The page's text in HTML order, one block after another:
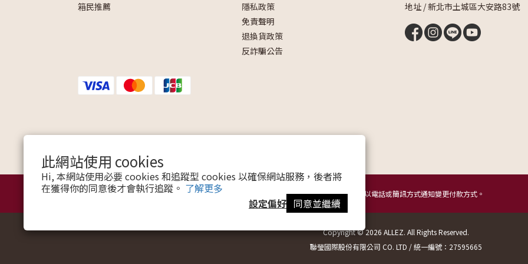
此網站使用 cookies
Hi, 本網站使用必要 cookies 和追蹤型 cookies 以確保網站服務，後者將
在獲得你的同意後才會執行追蹤。 了解更多
設定偏好 同意並繼續
箱民推薦
隱私政策
免責聲明
退換貨政策
反詐騙公告
地址 / 新北市土城區大安路83號
提醒您，我們不會以電話或簡訊方式通知變更付款方式。
Copyright © 2026 ALLEZ. All Rights Reserved.
聯瑩國際股份有限公司 CO. LTD / 統一編號：27595665